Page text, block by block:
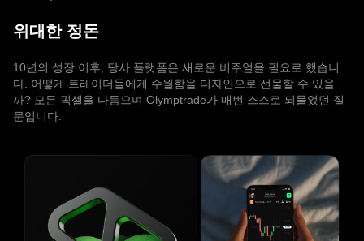
위대한 정돈
10년의 성장 이후, 당사 플랫폼은 새로운 비주얼을 필요로 했습니
다. 어떻게 트레이더들에게 수월함을 디자인으로 선물할 수 있을
까? 모든 픽셀을 다듬으며 Olymptrade가 매번 스스로 되물었던 질
문입니다.